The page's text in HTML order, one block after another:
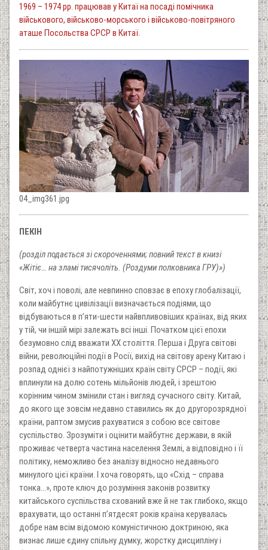
1969 – 1974 рр. працював у Китаї на посаді помічника
військового, військово-морського і військово-повітряного
аташе Посольства СРСР в Китаї.
04_img361.jpg
ПЕКІН
(розділ подається зі скороченнями; повний текст в книзі
«Жітіє… на зламі тисячоліть. (Роздуми полковника ГРУ)»)
Світ, хоч і поволі, але невпинно сповзає в епоху глобалізації,
коли майбутнє цивілізації визначається подіями, що
відбуваються в п’яти-шести найвпливовіших країнах, від яких
у тій, чи іншій мірі залежать всі інші. Початком цієї епохи
безумовно слід вважати ХХ століття. Перша і Друга світові
війни, революційні події в Росії, вихід на світову арену Китаю і
розпад однієї з найпотужніших країн світу СРСР – події, які
вплинули на долю сотень мільйонів людей, і зрештою
корінним чином змінили стан і вигляд сучасного світу. Китай,
до якого ще зовсім недавно ставились як до другорозрядної
країни, раптом змусив рахуватися з собою все світове
суспільство. Зрозуміти і оцінити майбутнє держави, в якій
проживає четверта частина населення Землі, а відповідно і її
політику, неможливо без аналізу відносно недавнього
минулого цієї країни. І хоча говорять, що «Схід – справа
тонка…», проте ключ до розуміння законів розвитку
китайського суспільства схований вже й не так глибоко, якщо
врахувати, що останні п’ятдесят років країна керувалась
добре нам всім відомою комуністичною доктриною, яка
визнає лише єдину спільну думку, жорстку дисципліну і